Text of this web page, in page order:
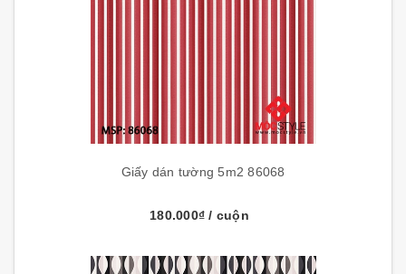
Giấy dán tường 5m2 86068
180.000₫/ cuộn